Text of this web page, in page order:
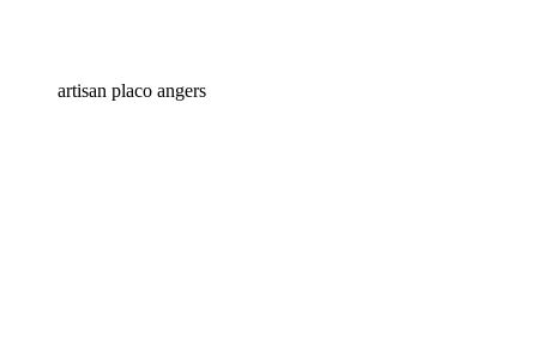
artisan placo angers